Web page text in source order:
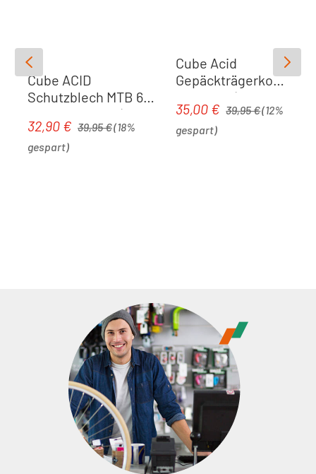
Cube ACID
Schutzblech MTB 60
26 mit Streben | black
Verkaufspreis:
32,90 € Regulärer Preis:
39,95 €(18%
gespart)
Cube Acid
Gepäckträgerkorb
20 RILink | black
Verkaufspreis:
35,00 € 39,95 €(12%
gespart)